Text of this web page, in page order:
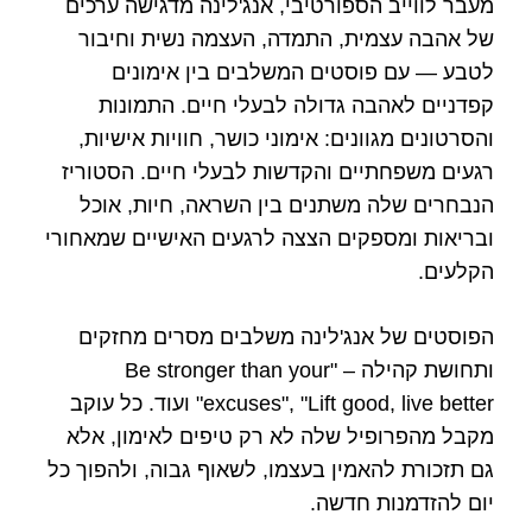
מעבר לווייב הספורטיבי, אנג'לינה מדגישה ערכים
של אהבה עצמית, התמדה, העצמה נשית וחיבור
לטבע — עם פוסטים המשלבים בין אימונים
קפדניים לאהבה גדולה לבעלי חיים. התמונות
והסרטונים מגוונים: אימוני כושר, חוויות אישיות,
רגעים משפחתיים והקדשות לבעלי חיים. הסטוריז
הנבחרים שלה משתנים בין השראה, חיות, אוכל
ובריאות ומספקים הצצה לרגעים האישיים שמאחורי
הקלעים.
הפוסטים של אנג'לינה משלבים מסרים מחזקים
ותחושת קהילה – "Be stronger than your
excuses", "Lift good, live better" ועוד. כל עוקב
מקבל מהפרופיל שלה לא רק טיפים לאימון, אלא
גם תזכורת להאמין בעצמו, לשאוף גבוה, ולהפוך כל
יום להזדמנות חדשה.